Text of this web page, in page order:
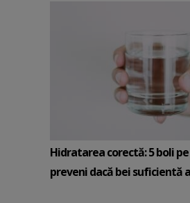
Hidratarea corectă: 5 boli
preveni dacă bei suficientă